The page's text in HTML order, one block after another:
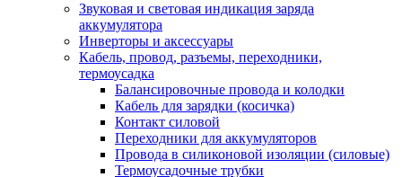
Звуковая и световая индикация заряда
аккумулятора
Инверторы и аксессуары
Кабель, провод, разъемы, переходники,
термоусадка
Балансировочные провода и колодки
Кабель для зарядки (косичка)
Контакт силовой
Переходники для аккумуляторов
Провода в силиконовой изоляции (силовые)
Термоусадочные трубки